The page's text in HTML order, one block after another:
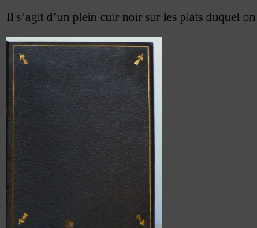
Il s’agit d’un plein cuir noir sur les plats duquel